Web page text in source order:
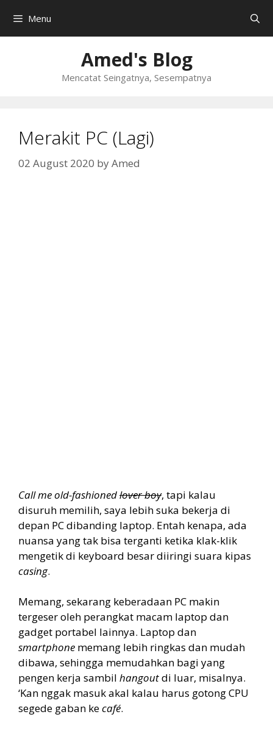
content
Menu
Amed's Blog
Mencatat Seingatnya, Sesempatnya
Merakit PC (Lagi)
02 August 2020 byAmed
Call me old-fashionedlover boy, tapi kalau
disuruh memilih, saya lebih suka bekerja di
depan PC dibanding laptop. Entah kenapa, ada
nuansa yang tak bisa terganti ketika klak-klik
mengetik di keyboard besar diiringi suara kipas
casing.
Memang, sekarang keberadaan PC makin
tergeser oleh perangkat macam laptop dan
gadget portabel lainnya. Laptop dan
smartphone memang lebih ringkas dan mudah
dibawa, sehingga memudahkan bagi yang
pengen kerja sambil hangoutdi luar, misalnya.
‘Kan nggak masuk akal kalau harus gotong CPU
segede gaban kecafé.